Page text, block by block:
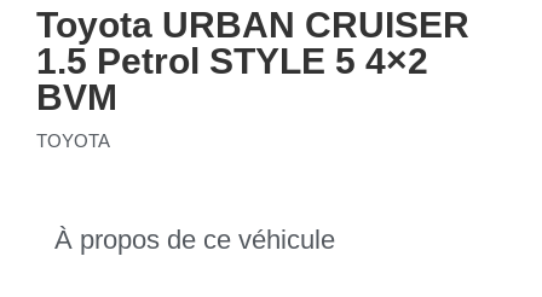
Toyota URBAN CRUISER
1.5 Petrol STYLE 5 4×2
BVM
TOYOTA
À propos de ce véhicule